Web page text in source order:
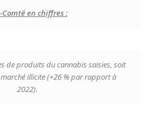
en chiffres :
de produits du cannabis saisies, soit
illicite (+26 % par rapport à
2022).